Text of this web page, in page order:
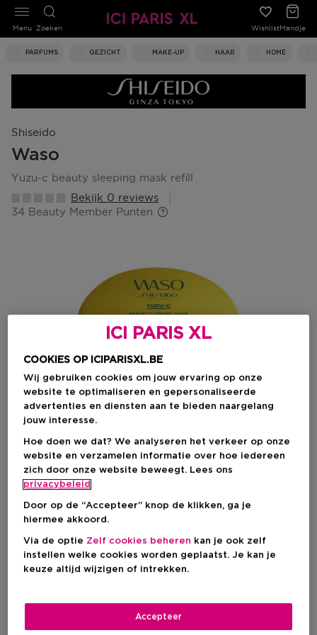
Zoeken WishlistMandje
PARFUMS GEZICHT MAKE-UP HAAR HOME
Menu
Shiseido
Waso
yuzu-c beauty sleeping mask refill
Bekijk 0 reviews
34 Beauty Member Punten
50 ML Op voorraad
Kortingsprijs
€ 34,80
ICI PARIS XL
COOKIES OP ICIPARISXL.BE
Wij gebruiken cookies om jouw ervaring op onze
website te optimaliseren en gepersonaliseerde
advertenties en diensten aan te bieden naargelang
jouw interesse.
Hoe doen we dat? We analyseren het verkeer op onze
website en verzamelen informatie over hoe iedereen
zich door onze website beweegt. Lees ons
privacybeleid
Door op de “Accepteer” knop de klikken, ga je
hiermee akkoord.
Via de optie Zelf cookies beheren kan je ook zelf
instellen welke cookies worden geplaatst. Je kan je
keuze altijd wijzigen of intrekken.
Accepteer